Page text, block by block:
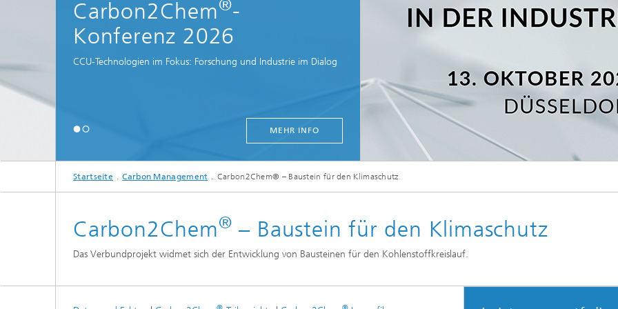
Carbon2Chem-Konferenz zur nachhaltigen chemischen Konversion in der
Carbon2Chem®-
Konferenz 2026
CCU-Technologien im Fokus: Forschung und Industrie im Dialog
MEHR INFO
Startseite Carbon Management Carbon2Chem® – Baustein für den Klimaschutz
Carbon2Chem® – Baustein für den Klimaschutz
Das Verbundprojekt widmet sich der Entwicklung von Bausteinen für den Kohlenstoffkreislauf.